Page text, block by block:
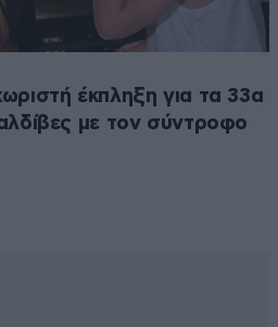
έκπληξη για τα 33α
με τον σύντροφο